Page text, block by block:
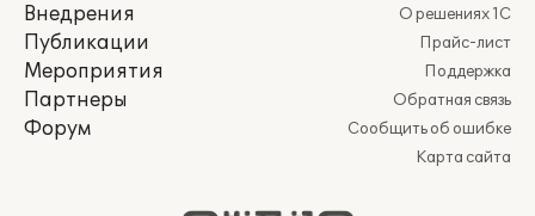
Внедрения
Публикации
Мероприятия
Партнеры
Форум
О решениях 1С
Прайс-лист
Поддержка
Обратная связь
Сообщить об ошибке
Карта сайта